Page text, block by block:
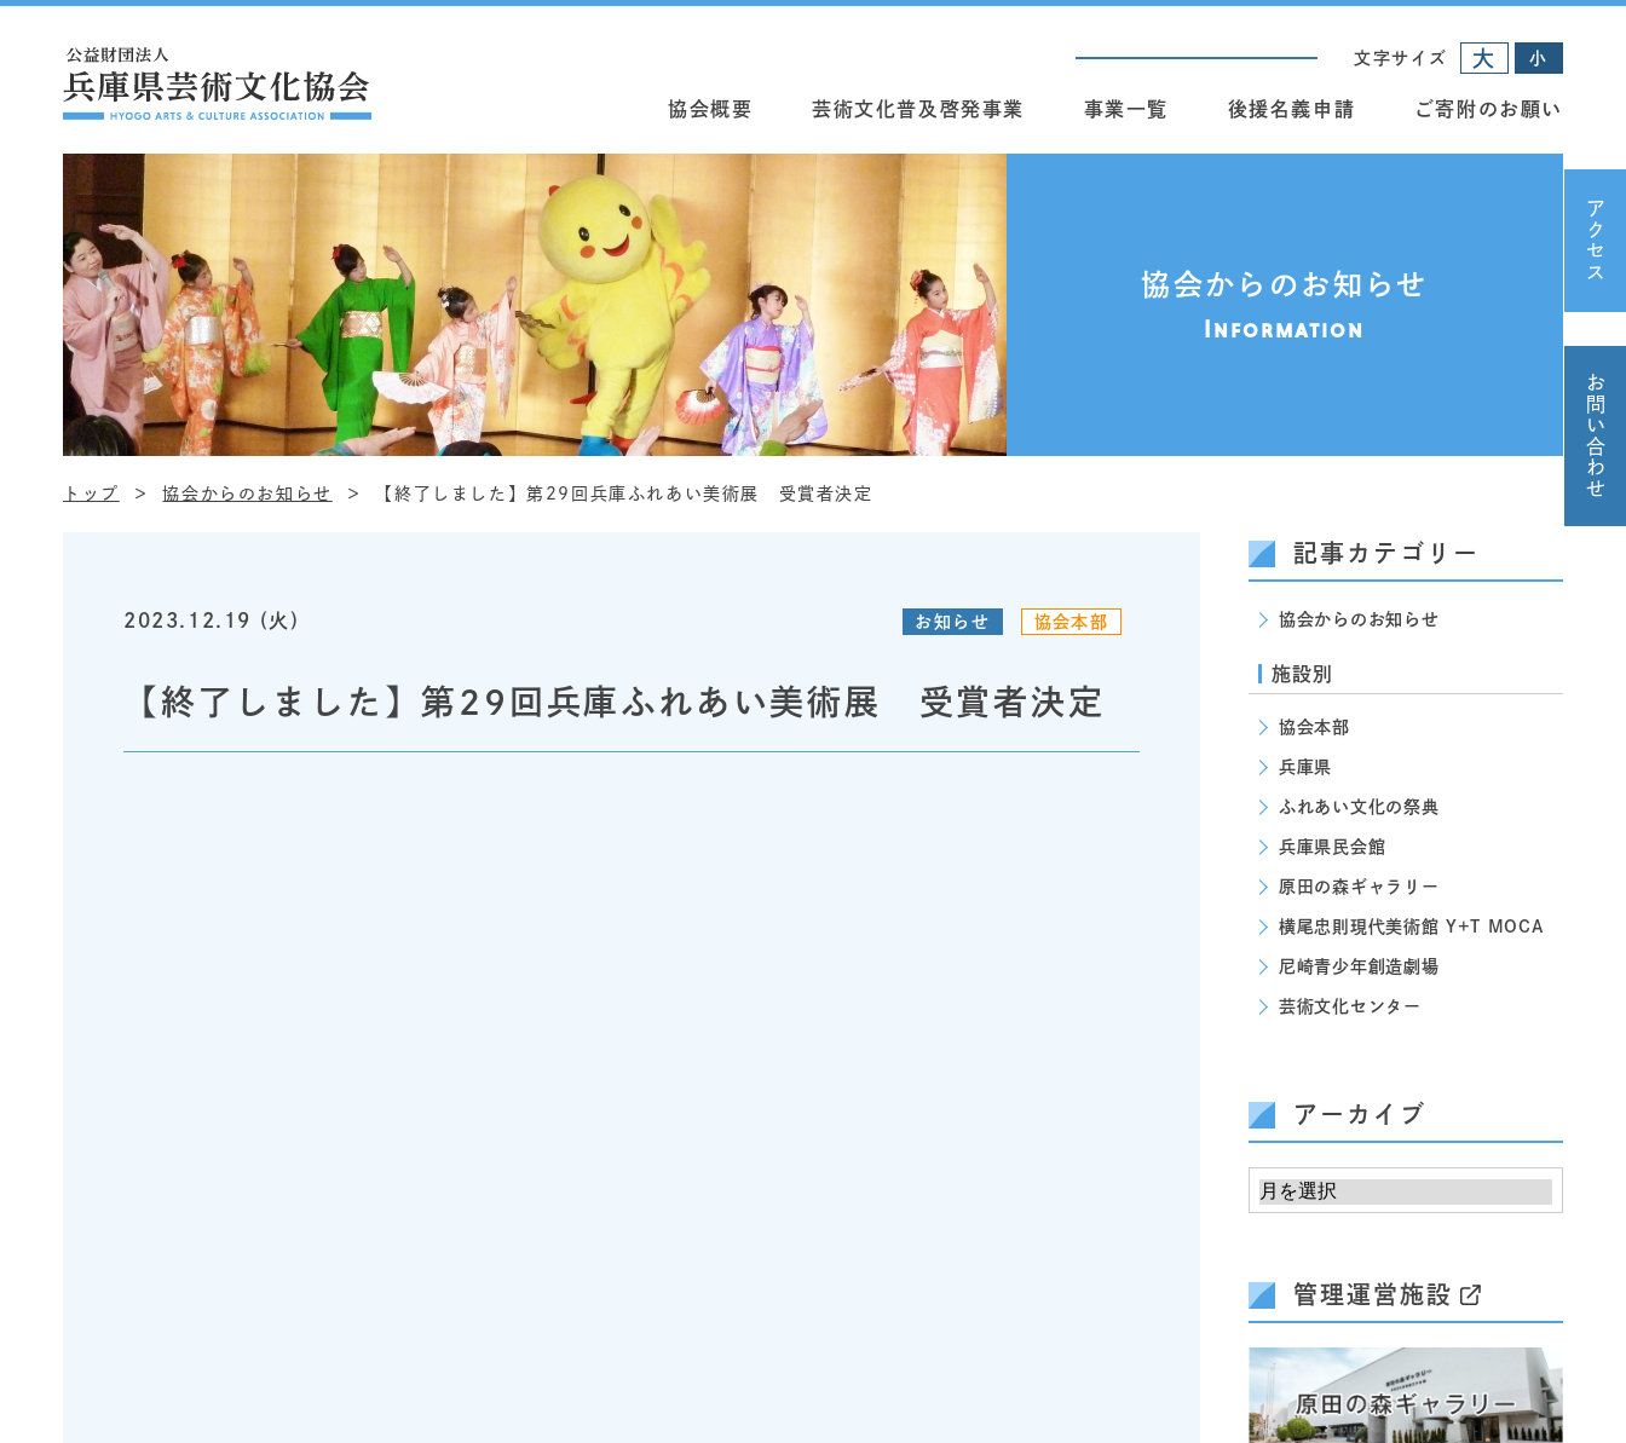
文字サイズ 大 小
協会概要 芸術文化普及啓発事業 事業一覧 後援名義申請 ご寄附のお願い
アクセス
お問い合わせ
協会からのお知らせ
Information
トップ 協会からのお知らせ 【終了しました】第29回兵庫ふれあい美術展 受賞者決定
2023.12.19 (火) お知らせ 協会本部
【終了しました】第29回兵庫ふれあい美術展 受賞者決定
記事カテゴリー
協会からのお知らせ
施設別
協会本部
兵庫県
ふれあい文化の祭典
兵庫県民会館
原田の森ギャラリー
横尾忠則現代美術館 Y+T MOCA
尼崎青少年創造劇場
芸術文化センター
アーカイブ
管理運営施設